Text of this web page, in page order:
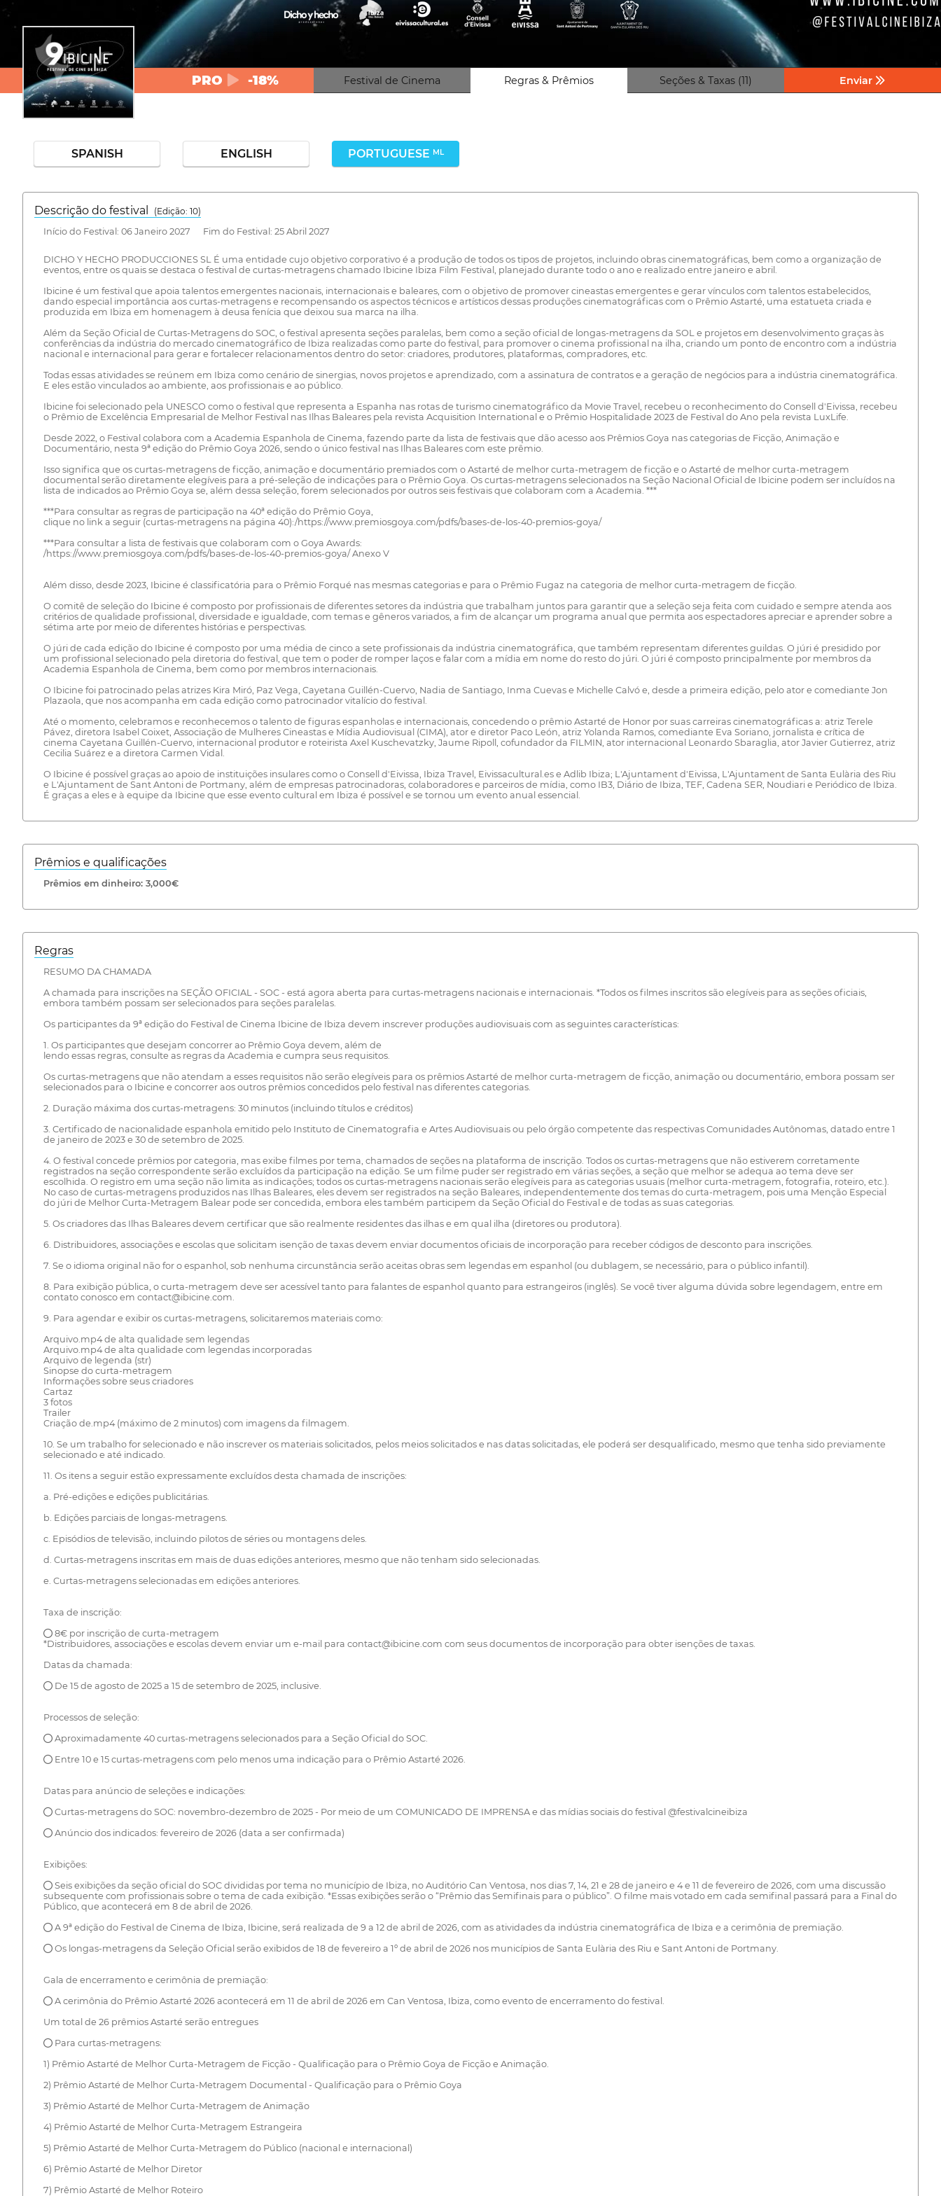
PRO -18% Festival de Cinema Regras & Prêmios Seções & Taxas (11) Enviar
SPANISH ENGLISH PORTUGUESE ML
Descrição do festival
(Edição: 10)
Início do Festival: 06 Janeiro 2027 Fim do Festival: 25 Abril 2027
DICHO Y HECHO PRODUCCIONES SL É uma entidade cujo objetivo corporativo é a produção de todos os tipos de projetos, incluindo obras cinematográficas, bem como a organização de
eventos, entre os quais se destaca o festival de curtas-metragens chamado Ibicine Ibiza Film Festival, planejado durante todo o ano e realizado entre janeiro e abril.
Ibicine é um festival que apoia talentos emergentes nacionais, internacionais e baleares, com o objetivo de promover cineastas emergentes e gerar vínculos com talentos estabelecidos,
dando especial importância aos curtas-metragens e recompensando os aspectos técnicos e artísticos dessas produções cinematográficas com o Prêmio Astarté, uma estatueta criada e
produzida em Ibiza em homenagem à deusa fenícia que deixou sua marca na ilha.
Além da Seção Oficial de Curtas-Metragens do SOC, o festival apresenta seções paralelas, bem como a seção oficial de longas-metragens da SOL e projetos em desenvolvimento graças às
conferências da indústria do mercado cinematográfico de Ibiza realizadas como parte do festival, para promover o cinema profissional na ilha, criando um ponto de encontro com a indústria
nacional e internacional para gerar e fortalecer relacionamentos dentro do setor: criadores, produtores, plataformas, compradores, etc.
Todas essas atividades se reúnem em Ibiza como cenário de sinergias, novos projetos e aprendizado, com a assinatura de contratos e a geração de negócios para a indústria cinematográfica.
E eles estão vinculados ao ambiente, aos profissionais e ao público.
Ibicine foi selecionado pela UNESCO como o festival que representa a Espanha nas rotas de turismo cinematográfico da Movie Travel, recebeu o reconhecimento do Consell d'Eivissa, recebeu
o Prêmio de Excelência Empresarial de Melhor Festival nas Ilhas Baleares pela revista Acquisition International e o Prêmio Hospitalidade 2023 de Festival do Ano pela revista LuxLife.
Desde 2022, o Festival colabora com a Academia Espanhola de Cinema, fazendo parte da lista de festivais que dão acesso aos Prêmios Goya nas categorias de Ficção, Animação e
Documentário, nesta 9ª edição do Prêmio Goya 2026, sendo o único festival nas Ilhas Baleares com este prêmio.
Isso significa que os curtas-metragens de ficção, animação e documentário premiados com o Astarté de melhor curta-metragem de ficção e o Astarté de melhor curta-metragem
documental serão diretamente elegíveis para a pré-seleção de indicações para o Prêmio Goya. Os curtas-metragens selecionados na Seção Nacional Oficial de Ibicine podem ser incluídos na
lista de indicados ao Prêmio Goya se, além dessa seleção, forem selecionados por outros seis festivais que colaboram com a Academia. ***
***Para consultar as regras de participação na 40ª edição do Prêmio Goya,
clique no link a seguir (curtas-metragens na página 40):/https://www.premiosgoya.com/pdfs/bases-de-los-40-premios-goya/
***Para consultar a lista de festivais que colaboram com o Goya Awards:
/https://www.premiosgoya.com/pdfs/bases-de-los-40-premios-goya/ Anexo V
Além disso, desde 2023, Ibicine é classificatória para o Prêmio Forqué nas mesmas categorias e para o Prêmio Fugaz na categoria de melhor curta-metragem de ficção.
O comitê de seleção do Ibicine é composto por profissionais de diferentes setores da indústria que trabalham juntos para garantir que a seleção seja feita com cuidado e sempre atenda aos
critérios de qualidade profissional, diversidade e igualdade, com temas e gêneros variados, a fim de alcançar um programa anual que permita aos espectadores apreciar e aprender sobre a
sétima arte por meio de diferentes histórias e perspectivas.
O júri de cada edição do Ibicine é composto por uma média de cinco a sete profissionais da indústria cinematográfica, que também representam diferentes guildas. O júri é presidido por
um profissional selecionado pela diretoria do festival, que tem o poder de romper laços e falar com a mídia em nome do resto do júri. O júri é composto principalmente por membros da
Academia Espanhola de Cinema, bem como por membros internacionais.
O Ibicine foi patrocinado pelas atrizes Kira Miró, Paz Vega, Cayetana Guillén-Cuervo, Nadia de Santiago, Inma Cuevas e Michelle Calvó e, desde a primeira edição, pelo ator e comediante Jon
Plazaola, que nos acompanha em cada edição como patrocinador vitalício do festival.
Até o momento, celebramos e reconhecemos o talento de figuras espanholas e internacionais, concedendo o prêmio Astarté de Honor por suas carreiras cinematográficas a: atriz Terele
Pávez, diretora Isabel Coixet, Associação de Mulheres Cineastas e Mídia Audiovisual (CIMA), ator e diretor Paco León, atriz Yolanda Ramos, comediante Eva Soriano, jornalista e crítica de
cinema Cayetana Guillén-Cuervo, internacional produtor e roteirista Axel Kuschevatzky, Jaume Ripoll, cofundador da FILMIN, ator internacional Leonardo Sbaraglia, ator Javier Gutierrez, atriz
Cecilia Suárez e a diretora Carmen Vidal.
O Ibicine é possível graças ao apoio de instituições insulares como o Consell d'Eivissa, Ibiza Travel, Eivissacultural.es e Adlib Ibiza; L'Ajuntament d'Eivissa, L'Ajuntament de Santa Eulària des Riu
e L'Ajuntament de Sant Antoni de Portmany, além de empresas patrocinadoras, colaboradores e parceiros de mídia, como IB3, Diário de Ibiza, TEF, Cadena SER, Noudiari e Periódico de Ibiza.
É graças a eles e à equipe da Ibicine que esse evento cultural em Ibiza é possível e se tornou um evento anual essencial.
Prêmios e qualificações
Prêmios em dinheiro: 3,000€
Regras
RESUMO DA CHAMADA
A chamada para inscrições na SEÇÃO OFICIAL - SOC - está agora aberta para curtas-metragens nacionais e internacionais. *Todos os filmes inscritos são elegíveis para as seções oficiais,
embora também possam ser selecionados para seções paralelas.
Os participantes da 9ª edição do Festival de Cinema Ibicine de Ibiza devem inscrever produções audiovisuais com as seguintes características:
1. Os participantes que desejam concorrer ao Prêmio Goya devem, além de
lendo essas regras, consulte as regras da Academia e cumpra seus requisitos.
Os curtas-metragens que não atendam a esses requisitos não serão elegíveis para os prêmios Astarté de melhor curta-metragem de ficção, animação ou documentário, embora possam ser
selecionados para o Ibicine e concorrer aos outros prêmios concedidos pelo festival nas diferentes categorias.
2. Duração máxima dos curtas-metragens: 30 minutos (incluindo títulos e créditos)
3. Certificado de nacionalidade espanhola emitido pelo Instituto de Cinematografia e Artes Audiovisuais ou pelo órgão competente das respectivas Comunidades Autônomas, datado entre 1
de janeiro de 2023 e 30 de setembro de 2025.
4. O festival concede prêmios por categoria, mas exibe filmes por tema, chamados de seções na plataforma de inscrição. Todos os curtas-metragens que não estiverem corretamente
registrados na seção correspondente serão excluídos da participação na edição. Se um filme puder ser registrado em várias seções, a seção que melhor se adequa ao tema deve ser
escolhida. O registro em uma seção não limita as indicações; todos os curtas-metragens nacionais serão elegíveis para as categorias usuais (melhor curta-metragem, fotografia, roteiro, etc.).
No caso de curtas-metragens produzidos nas Ilhas Baleares, eles devem ser registrados na seção Baleares, independentemente dos temas do curta-metragem, pois uma Menção Especial
do júri de Melhor Curta-Metragem Balear pode ser concedida, embora eles também participem da Seção Oficial do Festival e de todas as suas categorias.
5. Os criadores das Ilhas Baleares devem certificar que são realmente residentes das ilhas e em qual ilha (diretores ou produtora).
6. Distribuidores, associações e escolas que solicitam isenção de taxas devem enviar documentos oficiais de incorporação para receber códigos de desconto para inscrições.
7. Se o idioma original não for o espanhol, sob nenhuma circunstância serão aceitas obras sem legendas em espanhol (ou dublagem, se necessário, para o público infantil).
8. Para exibição pública, o curta-metragem deve ser acessível tanto para falantes de espanhol quanto para estrangeiros (inglês). Se você tiver alguma dúvida sobre legendagem, entre em
contato conosco em contact@ibicine.com.
9. Para agendar e exibir os curtas-metragens, solicitaremos materiais como:
Arquivo.mp4 de alta qualidade sem legendas
Arquivo.mp4 de alta qualidade com legendas incorporadas
Arquivo de legenda (str)
Sinopse do curta-metragem
Informações sobre seus criadores
Cartaz
3 fotos
Trailer
Criação de.mp4 (máximo de 2 minutos) com imagens da filmagem.
10. Se um trabalho for selecionado e não inscrever os materiais solicitados, pelos meios solicitados e nas datas solicitadas, ele poderá ser desqualificado, mesmo que tenha sido previamente
selecionado e até indicado.
11. Os itens a seguir estão expressamente excluídos desta chamada de inscrições:
a. Pré-edições e edições publicitárias.
b. Edições parciais de longas-metragens.
c. Episódios de televisão, incluindo pilotos de séries ou montagens deles.
d. Curtas-metragens inscritas em mais de duas edições anteriores, mesmo que não tenham sido selecionadas.
e. Curtas-metragens selecionadas em edições anteriores.
Taxa de inscrição:
● 8€ por inscrição de curta-metragem
*Distribuidores, associações e escolas devem enviar um e-mail para contact@ibicine.com com seus documentos de incorporação para obter isenções de taxas.
Datas da chamada:
● De 15 de agosto de 2025 a 15 de setembro de 2025, inclusive.
Processos de seleção:
● Aproximadamente 40 curtas-metragens selecionados para a Seção Oficial do SOC.
● Entre 10 e 15 curtas-metragens com pelo menos uma indicação para o Prêmio Astarté 2026.
Datas para anúncio de seleções e indicações:
● Curtas-metragens do SOC: novembro-dezembro de 2025 - Por meio de um COMUNICADO DE IMPRENSA e das mídias sociais do festival @festivalcineibiza
● Anúncio dos indicados: fevereiro de 2026 (data a ser confirmada)
Exibições:
● Seis exibições da seção oficial do SOC divididas por tema no município de Ibiza, no Auditório Can Ventosa, nos dias 7, 14, 21 e 28 de janeiro e 4 e 11 de fevereiro de 2026, com uma discussão
subsequente com profissionais sobre o tema de cada exibição. *Essas exibições serão o “Prêmio das Semifinais para o público”. O filme mais votado em cada semifinal passará para a Final do
Público, que acontecerá em 8 de abril de 2026.
● A 9ª edição do Festival de Cinema de Ibiza, Ibicine, será realizada de 9 a 12 de abril de 2026, com as atividades da indústria cinematográfica de Ibiza e a cerimônia de premiação.
● Os longas-metragens da Seleção Oficial serão exibidos de 18 de fevereiro a 1º de abril de 2026 nos municípios de Santa Eulària des Riu e Sant Antoni de Portmany.
Gala de encerramento e cerimônia de premiação:
● A cerimônia do Prêmio Astarté 2026 acontecerá em 11 de abril de 2026 em Can Ventosa, Ibiza, como evento de encerramento do festival.
Um total de 26 prêmios Astarté serão entregues
● Para curtas-metragens:
1) Prêmio Astarté de Melhor Curta-Metragem de Ficção - Qualificação para o Prêmio Goya de Ficção e Animação.
2) Prêmio Astarté de Melhor Curta-Metragem Documental - Qualificação para o Prêmio Goya
3) Prêmio Astarté de Melhor Curta-Metragem de Animação
4) Prêmio Astarté de Melhor Curta-Metragem Estrangeira
5) Prêmio Astarté de Melhor Curta-Metragem do Público (nacional e internacional)
6) Prêmio Astarté de Melhor Diretor
7) Prêmio Astarté de Melhor Roteiro